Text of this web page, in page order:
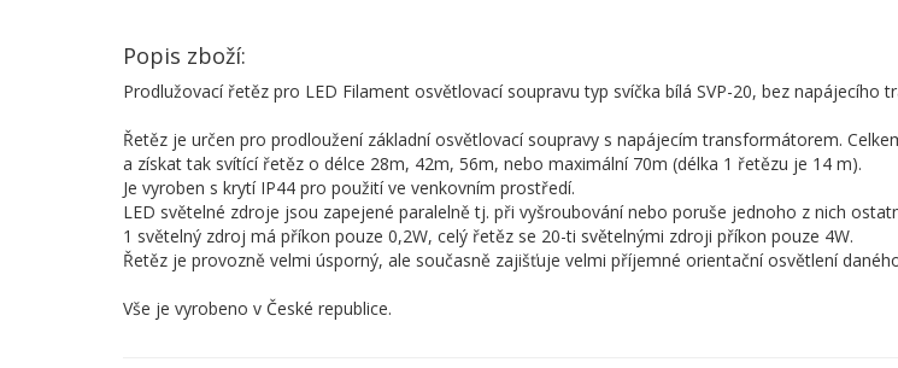
Popis zboží:
Prodlužovací řetěz pro LED Filament osvětlovací soupravu typ svíčka bílá SVP-20, bez napájecího
Řetěz je určen pro prodloužení základní osvětlovací soupravy s napájecím transformátorem.
a získat tak svítící řetěz o délce 28m, 42m, 56m, nebo maximální 70m (délka 1 řetězu je 14 m).
Je vyroben s krytí IP44 pro použití ve venkovním prostředí.
LED světelné zdroje jsou zapejené paralelně tj. při vyšroubování nebo poruše jednoho z nich
1 světelný zdroj má příkon pouze 0,2W, celý řetěz se 20-ti světelnými zdroji příkon pouze 4W.
Řetěz je provozně velmi úsporný, ale současně zajišťuje velmi příjemné orientační osvětlení
Vše je vyrobeno v České republice.